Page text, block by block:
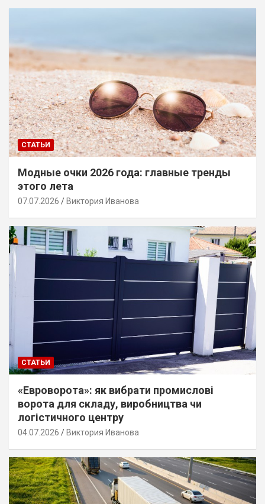
СТАТЬИ
Модные очки 2026 года: главные тренды
этого лета
07.07.2026 Виктория Иванова
СТАТЬИ
«Евроворота»: як вибрати промислові
ворота для складу, виробництва чи
логістичного центру
04.07.2026 Виктория Иванова